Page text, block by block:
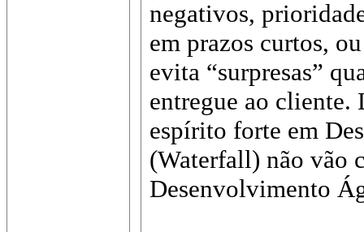
negativos,
em prazos curtos,
evita “surpresas”
entregue ao cliente.
espírito forte em
(Waterfall) não vão
Desenvolvimento